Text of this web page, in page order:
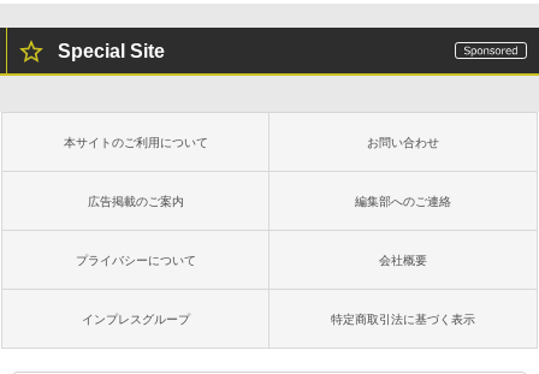
Special Site
本サイトのご利用について お問い合わせ
広告掲載のご案内 編集部へのご連絡
プライバシーについて 会社概要
インプレスグループ 特定商取引法に基づく表示